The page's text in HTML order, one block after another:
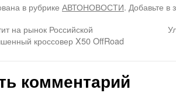
в рубрике АВТОНОВОСТИ. Добавьте в
на рынок Российской
кроссовер X50 OffRoad
комментарий